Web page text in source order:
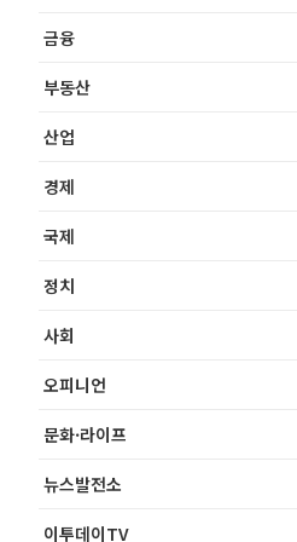
금융
부동산
산업
경제
국제
정치
사회
오피니언
문화·라이프
뉴스발전소
이투데이TV